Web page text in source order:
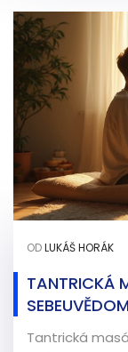
ODLUKÁŠ HORÁK
TANTRICKÁ
Tantrická